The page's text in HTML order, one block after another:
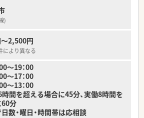
)
2,500円
により異なる
〜19：00
17：00
13：00
間を超える場合に45分、実働8時間を
分
数・曜日・時間帯は応相談